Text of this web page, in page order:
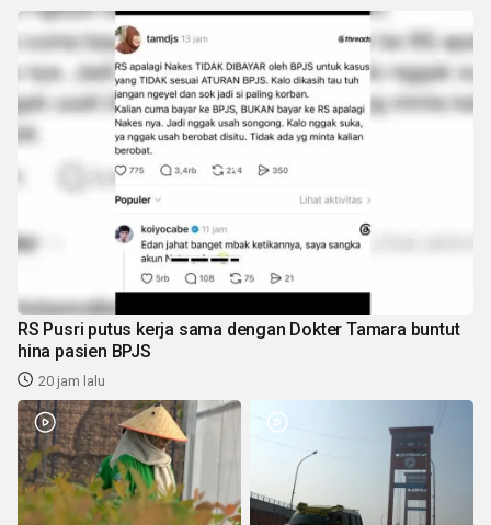
RS Pusri putus kerja sama dengan Dokter Tamara buntut
hina pasien BPJS
20 jam lalu